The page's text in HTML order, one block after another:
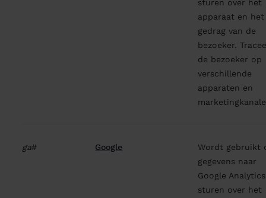
sturen over het
apparaat en het
gedrag van de
bezoeker.
de bezoeker op
verschillende
apparaten en
ga# Google
Wordt gebruikt
gegevens naar
Google
sturen over het